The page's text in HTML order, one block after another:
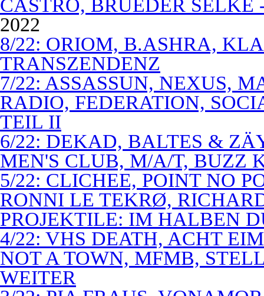
CASTRO, BRUEDER SELKE
2022
8/22: ORIOM, B.ASHRA,
TRANSZENDENZ
7/22: ASSASSUN, NEXUS,
RADIO, FEDERATION,
TEIL II
6/22: DEKAD, BALTES &
MEN'S CLUB, M/A/T, BUZZ
5/22: CLICHEE, POINT NO
RONNI LE TEKRØ,
PROJEKTILE: IM HALBEN
4/22: VHS DEATH, ACHT
NOT A TOWN, MFMB,
WEITER